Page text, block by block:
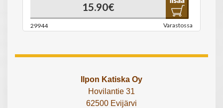
15.90€
29944 Varastossa
Ilpon Katiska Oy
Hovilantie 31
62500 Evijärvi